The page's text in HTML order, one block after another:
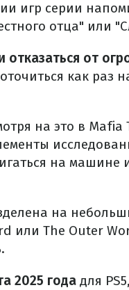
игр серии
отца" или
отказаться от
как раз
на это в Mafia
на машине
на
или The Outer
2025 года для